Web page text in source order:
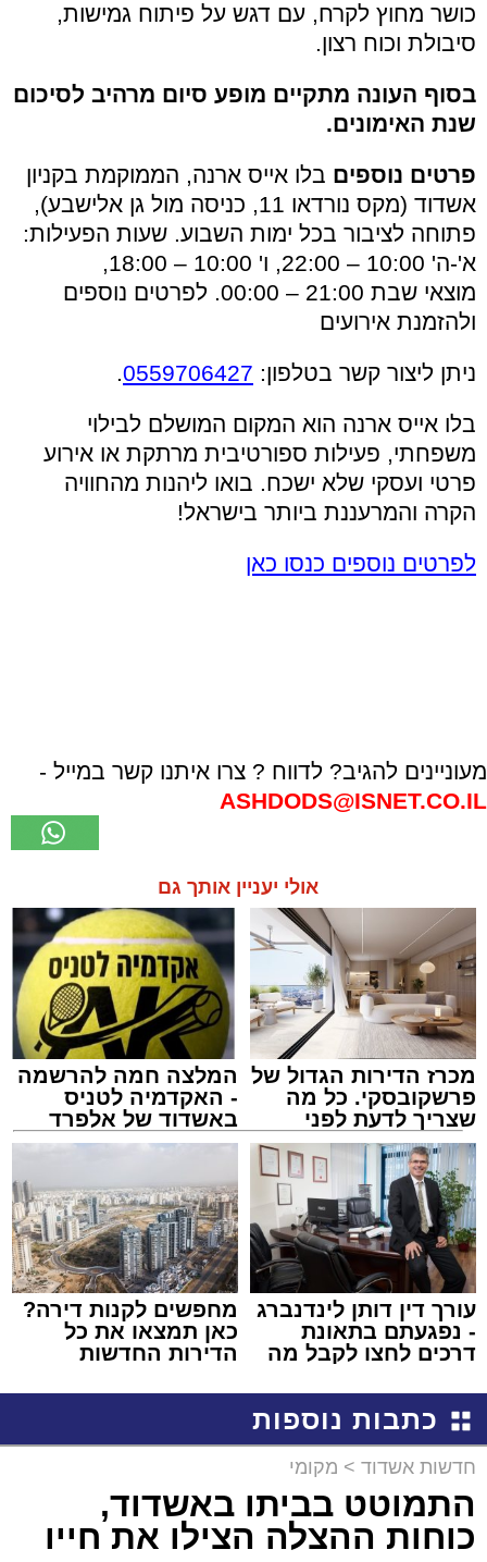
כושר מחוץ לקרח, עם דגש על פיתוח גמישות,
סיבולת וכוח רצון.
בסוף העונה מתקיים מופע סיום מרהיב לסיכום
שנת האימונים.
פרטים נוספים בלו אייס ארנה, הממוקמת בקניון
אשדוד (מקס נורדאו 11, כניסה מול גן אלישבע),
פתוחה לציבור בכל ימות השבוע. שעות הפעילות:
א'-ה' 10:00 – 22:00, ו' 10:00 – 18:00,
מוצאי שבת 21:00 – 00:00.
לפרטים נוספים
ולהזמנת אירועים
ניתן ליצור קשר בטלפון: 0559706427
.
בלו אייס ארנה הוא המקום המושלם לבילוי
משפחתי, פעילות ספורטיבית מרתקת או אירוע
פרטי ועסקי שלא ישכח. בואו ליהנות מהחוויה
הקרה והמרעננת ביותר בישראל!
לפרטים נוספים כנסו כאן
מעוניינים להגיב? לדווח ? צרו איתנו קשר במייל -
ASHDODS@ISNET.CO.IL
אולי יעניין אותך גם
מכרז הדירות הגדול של
פרשקובסקי. כל מה
שצריך לדעת לפני
שמגישים הצעה לדירה
באשדוד
המלצה חמה להרשמה
- האקדמיה לטניס
באשדוד של אלפרד
קריאולנסקי - לילדים
עורך דין דותן לינדנברג
- נפגעתם בתאונת
דרכים לחצו לקבל מה
מחפשים לקנות דירה?
כאן תמצאו את כל
הדירות החדשות
כתבות נוספות
חדשות אשדוד > מקומי
התמוטט בביתו באשדוד,
כוחות ההצלה הצילו את חייו